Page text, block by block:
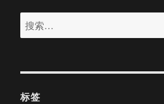
搜
索：
标签